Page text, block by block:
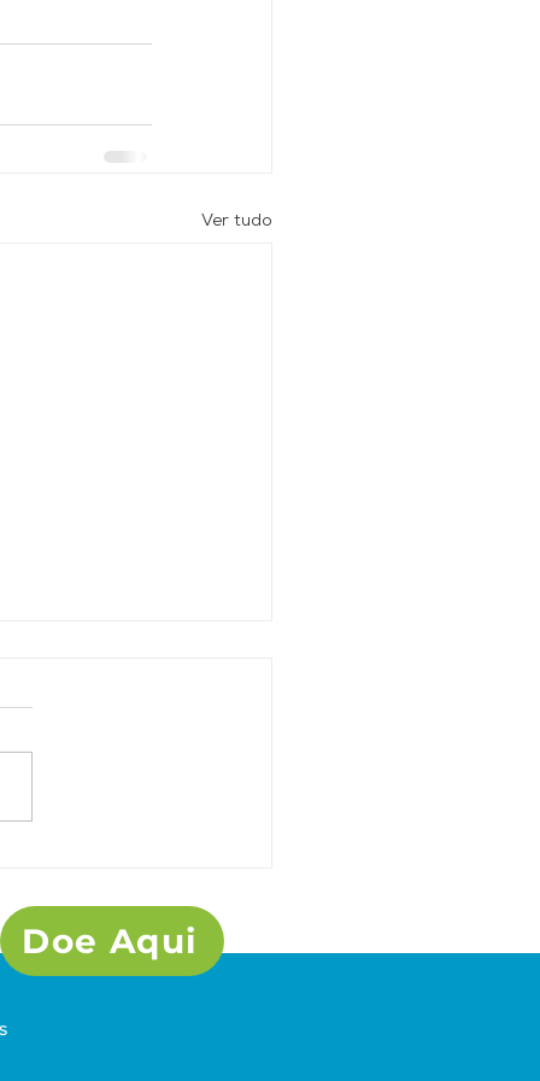
Ver tudo
Doe Aqui